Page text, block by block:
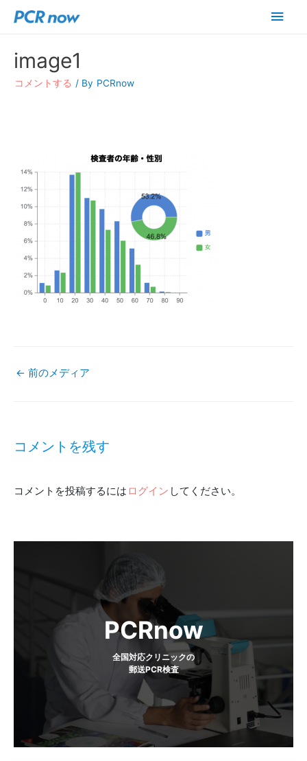
メ
image1
コメントする / By PCRnow
稿
ビ
← 前のメディア
コメントを残す
コメントを投稿するには ログイン してください。
PCRnow
全国対応クリニックの
郵送PCR検査